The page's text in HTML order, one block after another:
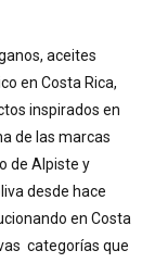
aceites
en Costa Rica,
inspirados en
de las marcas
de Alpiste y
desde hace
en Costa
categorías que